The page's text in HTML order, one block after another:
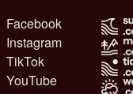
Facebook
Instagram
TikTok
YouTube